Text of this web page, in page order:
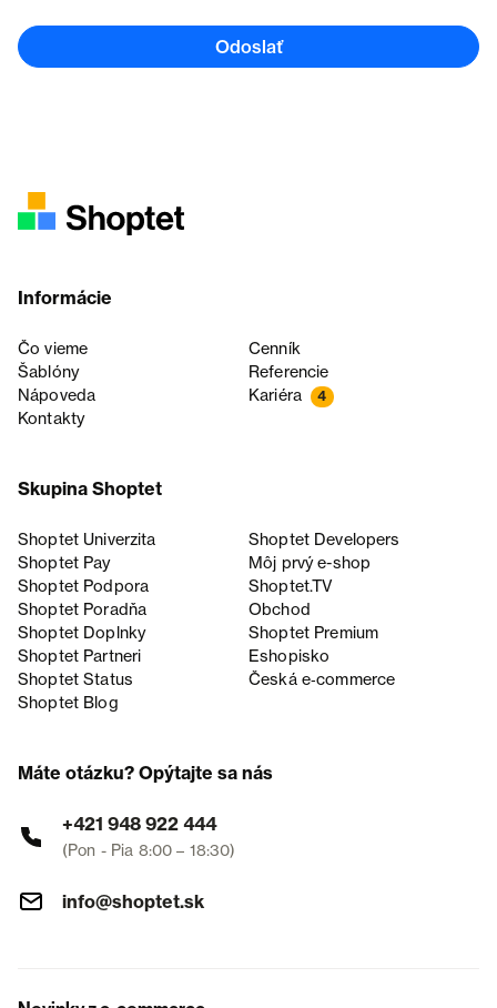
Odoslať
Informácie
Čo vieme
Cenník
Šablóny
Referencie
Nápoveda
Kariéra 4
Kontakty
Skupina Shoptet
Shoptet Univerzita
Shoptet Developers
Shoptet Pay
Môj prvý e-shop
Shoptet Podpora
Shoptet.TV
Shoptet Poradňa
Obchod
Shoptet Doplnky
Shoptet Premium
Shoptet Partneri
Eshopisko
Shoptet Status
Česká e‑commerce
Shoptet Blog
Máte otázku? Opýtajte sa nás
+421 948 922 444
(Pon - Pia 8:00 – 18:30)
info@shoptet.sk